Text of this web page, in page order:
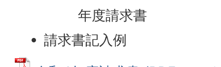
年度請求書
請求書記入例